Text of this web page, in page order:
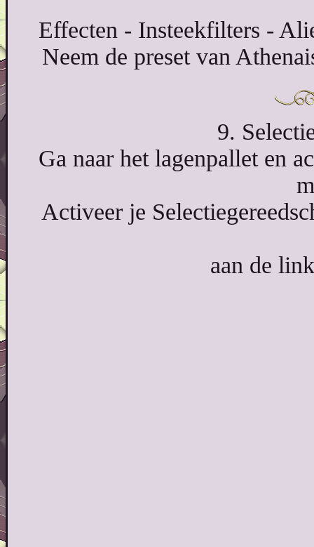
Effecten - Insteekfilters -
Neem de preset van
9.
Ga naar het lagenpallet en
Activeer je
aan de